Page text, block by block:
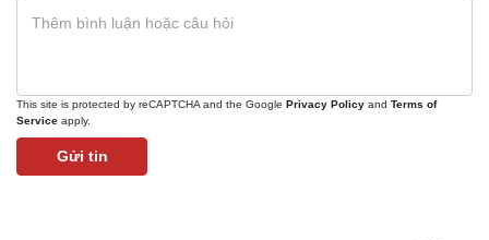
This site is protected by reCAPTCHA and the Google Privacy Policy and Terms of
Service apply.
Gửi tin